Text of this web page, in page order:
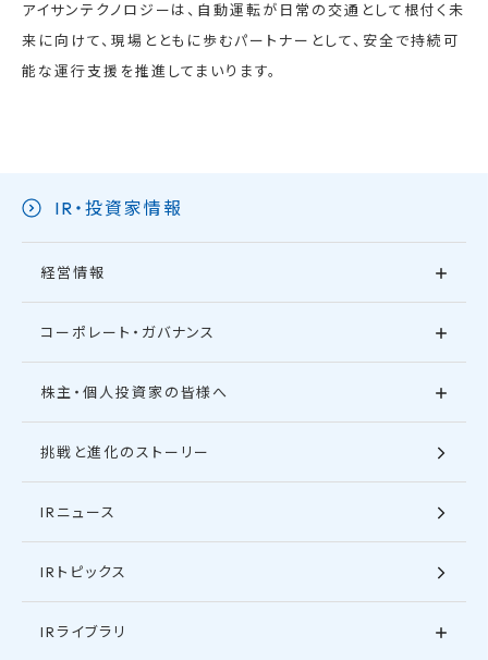
アイサンテクノロジーは、自動運転が日常の交通として根付く未
来に向けて、現場とともに歩むパートナーとして、安全で持続可
能な運行支援を推進してまいります。
IR・投資家情報
経営情報
コーポレート・ガバナンス
株主・個人投資家の皆様へ
挑戦と進化のストーリー
IRニュース
IRトピックス
IRライブラリ